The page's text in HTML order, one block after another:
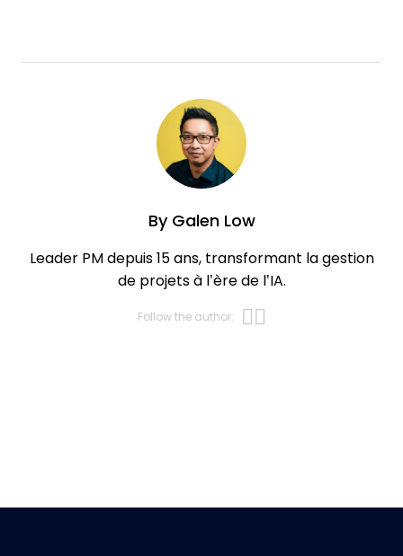
ByGalen Low
Leader PM depuis 15 ans, transformant la gestion
de projets à l’ère de l’IA.
Follow the author: Opens new